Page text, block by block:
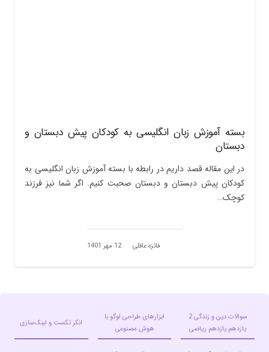
بسته آموزش زبان انگلیسی به کودکان پیش دبستان و
دبستان
در این مقاله قصد داریم در رابطه با بسته آموزش زبان انگلیسی به
کودکان پیش دبستان و دبستان صحبت کنیم. اگر شما نیز فرزند
کوچک…
فائزه عاقلی 12 مهر 1401
سوالات دین و زندگی 2
یازدهم یازدهم ریاضی
ابزارهای طراحی لوگو با
هوش مصنوعی
انکر تکست و لینک‌سازی